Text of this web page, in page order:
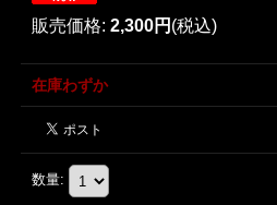
販売価格: 2,300円 (税込)
在庫わずか
数量: